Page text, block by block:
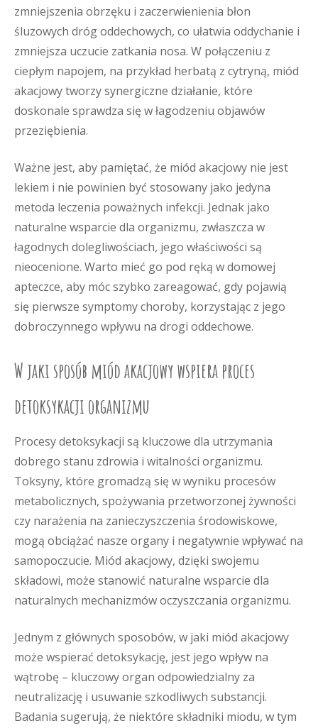
zmniejszenia obrzęku i zaczerwienienia błon
śluzowych dróg oddechowych, co ułatwia oddychanie i
zmniejsza uczucie zatkania nosa. W połączeniu z
ciepłym napojem, na przykład herbatą z cytryną, miód
akacjowy tworzy synergiczne działanie, które
doskonale sprawdza się w łagodzeniu objawów
przeziębienia.
Ważne jest, aby pamiętać, że miód akacjowy nie jest
lekiem i nie powinien być stosowany jako jedyna
metoda leczenia poważnych infekcji. Jednak jako
naturalne wsparcie dla organizmu, zwłaszcza w
łagodnych dolegliwościach, jego właściwości są
nieocenione. Warto mieć go pod ręką w domowej
apteczce, aby móc szybko zareagować, gdy pojawią
się pierwsze symptomy choroby, korzystając z jego
dobroczynnego wpływu na drogi oddechowe.
W jaki sposób miód akacjowy wspiera proces
detoksykacji organizmu
Procesy detoksykacji są kluczowe dla utrzymania
dobrego stanu zdrowia i witalności organizmu.
Toksyny, które gromadzą się w wyniku procesów
metabolicznych, spożywania przetworzonej żywności
czy narażenia na zanieczyszczenia środowiskowe,
mogą obciążać nasze organy i negatywnie wpływać na
samopoczucie. Miód akacjowy, dzięki swojemu
składowi, może stanowić naturalne wsparcie dla
naturalnych mechanizmów oczyszczania organizmu.
Jednym z głównych sposobów, w jaki miód akacjowy
może wspierać detoksykację, jest jego wpływ na
wątrobę – kluczowy organ odpowiedzialny za
neutralizację i usuwanie szkodliwych substancji.
Badania sugerują, że niektóre składniki miodu, w tym